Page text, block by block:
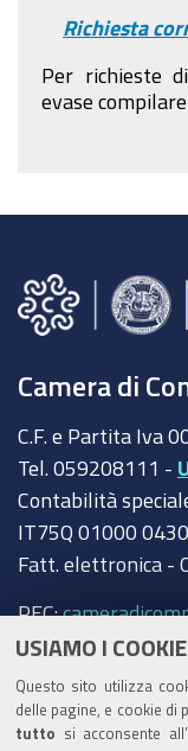
USIAMO I
Questo sito utilizza
delle pagine, e cookie di
tutto si acconsente
Richiesta
Per richieste
evase
Camera di
C.F. e Partita Iva
Tel. 059208111 -
Contabilità
IT75Q 01000
Fatt. elettronica -
PEC:
Trasparenza
Amministrazione